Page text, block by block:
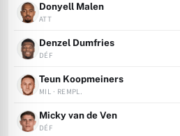
Donyell Malen
ATT
Denzel Dumfries
DÉF
Teun Koopmeiners
MIL · REMPL.
Micky van de Ven
DÉF